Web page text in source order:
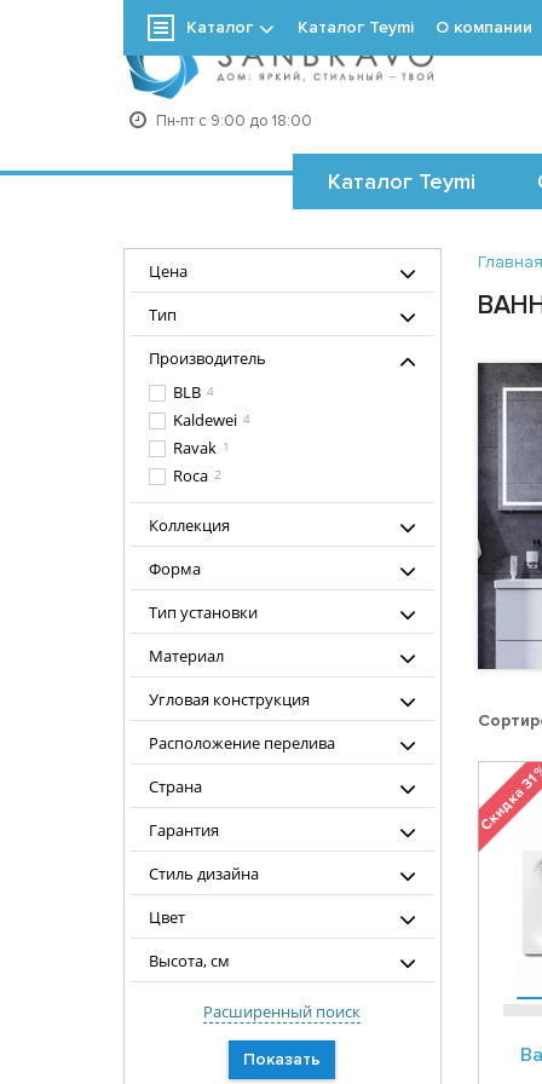
Пн-пт с 9:00 до 18:00
Каталог Teymi
Каталог Каталог Teymi О компании
Цена
Тип
Производитель
BLB 4
Kaldewei 4
Ravak 1
Roca 2
Коллекция
Форма
Тип установки
Материал
Угловая конструкция
Расположение перелива
Страна
Гарантия
Стиль дизайна
Цвет
Высота, см
Расширенный поиск
Главная
Скидка